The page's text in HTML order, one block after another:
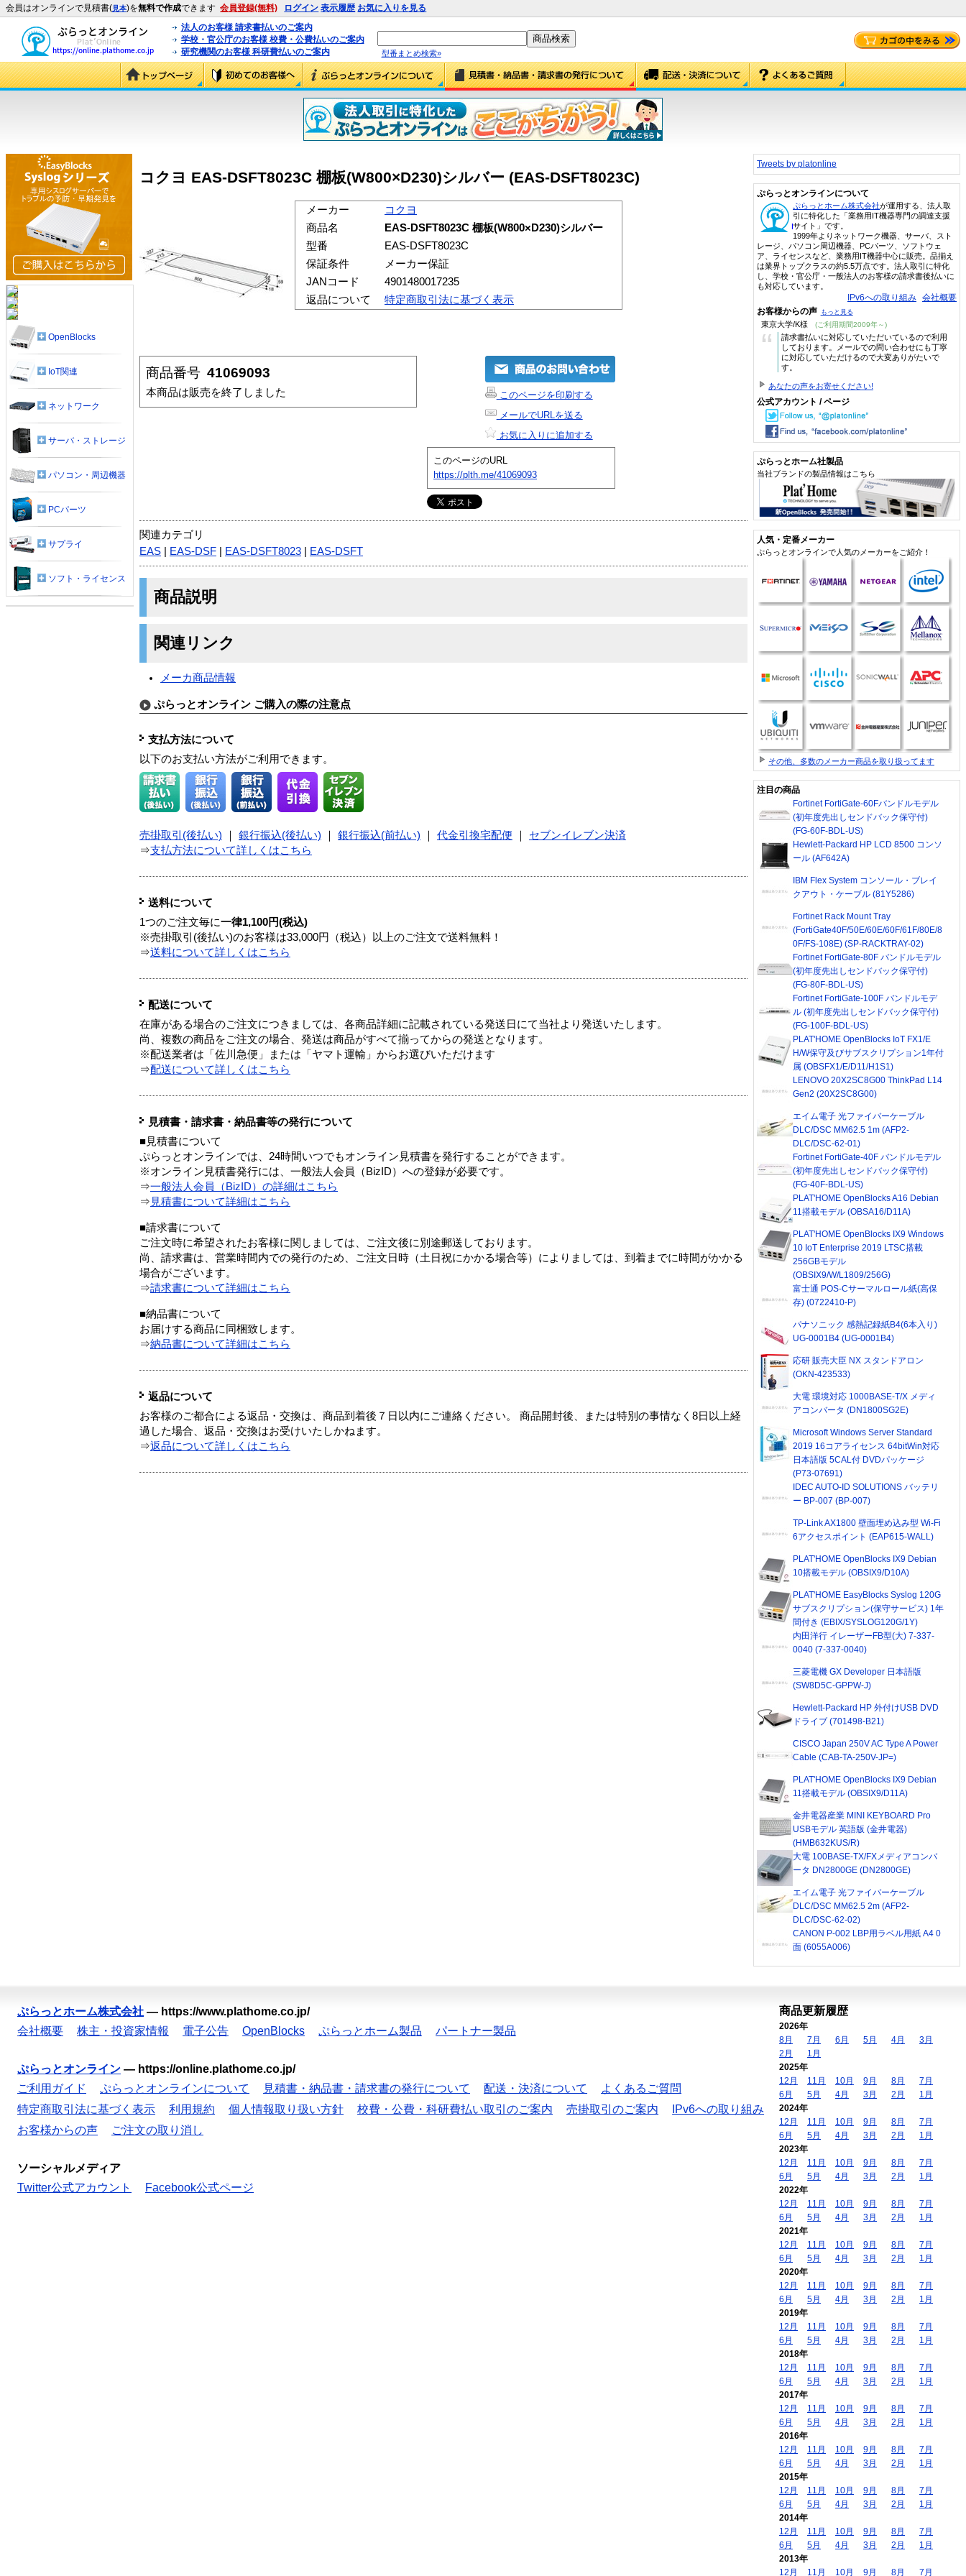
会員はオンラインで見積書(見本)を無料で作成できます 会員登録(無料) ログイン 表示履歴 お気に入りを見る
法人のお客様 請求書払いのご案内
学校・官公庁のお客様 校費・公費払いのご案内
研究機関のお客様 科研費払いのご案内
型番まとめ検索»
コクヨ EAS-DSFT8023C 棚板(W800×D230)シルバー (EAS-DSFT8023C)
メーカー
コクヨ
商品名
EAS-DSFT8023C 棚板(W800×D230)シルバー
型番
EAS-DSFT8023C
保証条件
メーカー保証
JANコード
4901480017235
返品について
特定商取引法に基づく表示
商品番号 41069093
本商品は販売を終了しました
このページを印刷する
メールでURLを送る
お気に入りに追加する
このページのURL
https://plth.me/41069093
関連カテゴリ
EAS
EAS-DSF EAS-DSFT8023 EAS-DSFT
商品説明
関連リンク
メーカ商品情報
ぷらっとオンライン ご購入の際の注意点
支払方法について
以下のお支払い方法がご利用できます。
売掛取引(後払い) 銀行振込(後払い) 銀行振込(前払い) 代金引換宅配便
セブンイレブン決済
⇒支払方法について詳しくはこちら
送料について
1つのご注文毎に一律1,100円(税込)
※売掛取引(後払い)のお客様は33,000円（税込）以上のご注文で送料無料！
⇒送料について詳しくはこちら
配送について
在庫がある場合のご注文につきましては、各商品詳細に記載されている発送日にて当社より発送いたします。
尚、複数の商品をご注文の場合、発送は商品がすべて揃ってからの発送となります。
※配送業者は「佐川急便」または「ヤマト運輸」からお選びいただけます
⇒配送について詳しくはこちら
見積書・請求書・納品書等の発行について
■見積書について
ぷらっとオンラインでは、24時間いつでもオンライン見積書を発行することができます。
※オンライン見積書発行には、一般法人会員（BizID）への登録が必要です。
⇒一般法人会員（BizID）の詳細はこちら
⇒ 見積書について詳細はこちら
■請求書について
ご注文時に希望されたお客様に関しましては、ご注文後に別途郵送しております。
尚、請求書は、営業時間内での発行のため、ご注文日時（土日祝にかかる場合等）によりましては、到着までに時間がかかる
場合がございます。
⇒請求書について詳細はこちら
■納品書について
お届けする商品に同梱致します。
⇒納品書について詳細はこちら
返品について
お客様のご都合による返品・交換は、商品到着後７日以内にご連絡ください。 商品開封後、または特別の事情なく8日以上経
過した場合、返品・交換はお受けいたしかねます。
⇒返品について詳しくはこちら
OpenBlocks
IoT関連
ネットワーク
サーバ・ストレージ
パソコン・周辺機器
PCパーツ
サプライ
ソフト・ライセンス
Tweets by platonline
ぷらっとオンラインについて
ぷらっとホーム株式会社が運用する、法人取
引に特化した「業務用IT機器専門の調達支援
サイト」です。
1999年よりネットワーク機器、サーバ、スト
レージ、パソコン周辺機器、PCパーツ、ソフトウェ
ア、ライセンスなど、業務用IT機器中心に販売。品揃え
は業界トップクラスの約5.5万点です。法人取引に特化
し、学校・官公庁・一般法人のお客様の請求書後払いに
も対応しています。
IPv6への取り組み 会社概要
お客様からの声 もっと見る
東京大学/K様 (ご利用期間2009年～)
“
請求書払いに対応していただいているので利用
しております。メールでの問い合わせにも丁寧
に対応していただけるので大変ありがたいで
す。
あなたの声をお寄せください!
公式アカウント / ページ
ぷらっとホーム社製品
当社ブランドの製品情報はこちら
人気・定番メーカー
ぷらっとオンラインで人気のメーカーをご紹介！
その他、多数のメーカー商品を取り扱ってます
注目の商品
Fortinet FortiGate-60Fバンドルモデル
(初年度先出しセンドバック保守付)
(FG-60F-BDL-US)
Hewlett-Packard HP LCD 8500 コンソ
ール (AF642A)
IBM Flex System コンソール・ブレイ
クアウト・ケーブル (81Y5286)
Fortinet Rack Mount Tray
(FortiGate40F/50E/60E/60F/61F/80E/8
0F/FS-108E) (SP-RACKTRAY-02)
Fortinet FortiGate-80F バンドルモデル
(初年度先出しセンドバック保守付)
(FG-80F-BDL-US)
Fortinet FortiGate-100F バンドルモデ
ル (初年度先出しセンドバック保守付)
(FG-100F-BDL-US)
PLAT'HOME OpenBlocks IoT FX1/E
H/W保守及びサブスクリプション1年付
属 (OBSFX1/E/D11/H1S1)
LENOVO 20X2SC8G00 ThinkPad L14
Gen2 (20X2SC8G00)
エイム電子 光ファイバーケーブル
DLC/DSC MM62.5 1m (AFP2-
DLC/DSC-62-01)
Fortinet FortiGate-40F バンドルモデル
(初年度先出しセンドバック保守付)
(FG-40F-BDL-US)
PLAT'HOME OpenBlocks A16 Debian
11搭載モデル (OBSA16/D11A)
PLAT'HOME OpenBlocks IX9 Windows
10 IoT Enterprise 2019 LTSC搭載
256GBモデル
(OBSIX9/W/L1809/256G)
富士通 POS-Cサーマルロール紙(高保
存) (0722410-P)
パナソニック 感熱記録紙B4(6本入り)
UG-0001B4 (UG-0001B4)
応研 販売大臣 NX スタンドアロン
(OKN-423533)
大電 環境対応 1000BASE-T/X メディ
アコンバータ (DN1800SG2E)
Microsoft Windows Server Standard
2019 16コアライセンス 64bitWin対応
日本語版 5CAL付 DVDパッケージ
(P73-07691)
IDEC AUTO-ID SOLUTIONS バッテリ
ー BP-007 (BP-007)
TP-Link AX1800 壁面埋め込み型 Wi-Fi
6アクセスポイント (EAP615-WALL)
PLAT'HOME OpenBlocks IX9 Debian
10搭載モデル (OBSIX9/D10A)
PLAT'HOME EasyBlocks Syslog 120G
サブスクリプション(保守サービス) 1年
間付き (EBIX/SYSLOG120G/1Y)
内田洋行 イレーザーFB型(大) 7-337-
0040 (7-337-0040)
三菱電機 GX Developer 日本語版
(SW8D5C-GPPW-J)
Hewlett-Packard HP 外付けUSB DVD
ドライブ (701498-B21)
CISCO Japan 250V AC Type A Power
Cable (CAB-TA-250V-JP=)
PLAT'HOME OpenBlocks IX9 Debian
11搭載モデル (OBSIX9/D11A)
金井電器産業 MINI KEYBOARD Pro
USBモデル 英語版 (金井電器)
(HMB632KUS/R)
大電 100BASE-TX/FXメディアコンバ
ータ DN2800GE (DN2800GE)
エイム電子 光ファイバーケーブル
DLC/DSC MM62.5 2m (AFP2-
DLC/DSC-62-02)
CANON P-002 LBP用ラベル用紙 A4 0
面 (6055A006)
ぷらっとホーム株式会社 — https://www.plathome.co.jp/
会社概要
株主・投資家情報 電子公告 OpenBlocks ぷらっとホーム製品 パートナー製品
ぷらっとオンライン — https://online.plathome.co.jp/
ご利用ガイド
ぷらっとオンラインについて 見積書・納品書・請求書の発行について 配送・決済について
よくあるご質問
特定商取引法に基づく表示
利用規約 個人情報取り扱い方針 校費・公費・科研費払い取引のご案内 売掛取引のご案内
IPv6への取り組み
お客様からの声
ご注文の取り消し
ソーシャルメディア
Twitter公式アカウント
Facebook公式ページ
商品更新履歴
2026年
8月
7月 6月 5月 4月
3月
2月
1月
2025年
12月
11月 10月 9月 8月
7月
6月
5月 4月 3月 2月
1月
2024年
12月
11月 10月 9月 8月
7月
6月
5月 4月 3月 2月
1月
2023年
12月
11月 10月 9月 8月
7月
6月
5月 4月 3月 2月
1月
2022年
12月
11月 10月 9月 8月
7月
6月
5月 4月 3月 2月
1月
2021年
12月
11月 10月 9月 8月
7月
6月
5月 4月 3月 2月
1月
2020年
12月
11月 10月 9月 8月
7月
6月
5月 4月 3月 2月
1月
2019年
12月
11月 10月 9月 8月
7月
6月
5月 4月 3月 2月
1月
2018年
12月
11月 10月 9月 8月
7月
6月
5月 4月 3月 2月
1月
2017年
12月
11月 10月 9月 8月
7月
6月
5月 4月 3月 2月
1月
2016年
12月
11月 10月 9月 8月
7月
6月
5月 4月 3月 2月
1月
2015年
12月
11月 10月 9月 8月
7月
6月
5月 4月 3月 2月
1月
2014年
12月
11月 10月 9月 8月
7月
6月
5月 4月 3月 2月
1月
2013年
12月
11月 10月 9月 8月 7月